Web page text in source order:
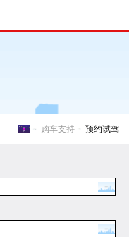
购车支持 预约试驾